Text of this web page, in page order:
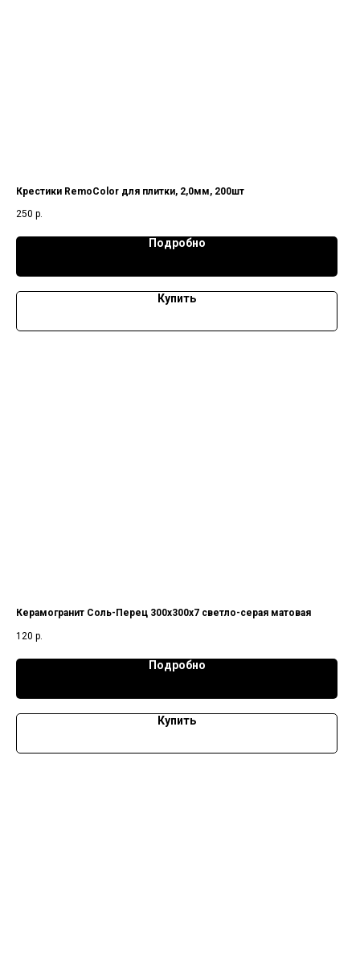
Крестики RemoColor для плитки, 2,0мм, 200шт
250 р.
Подробно
Купить
Керамогранит Соль-Перец 300х300х7 светло-серая матовая
120 р.
Подробно
Купить